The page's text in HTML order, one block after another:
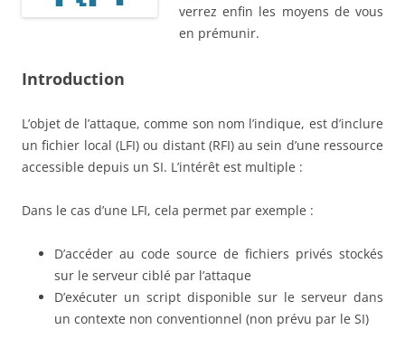
verrez enfin les moyens de vous
en prémunir.
Introduction
L’objet de l’attaque, comme son nom l’indique, est d’inclure
un fichier local (LFI) ou distant (RFI) au sein d’une ressource
accessible depuis un SI. L’intérêt est multiple :
Dans le cas d’une LFI, cela permet par exemple :
D’accéder au code source de fichiers privés stockés
sur le serveur ciblé par l’attaque
D’exécuter un script disponible sur le serveur dans
un contexte non conventionnel (non prévu par le SI)